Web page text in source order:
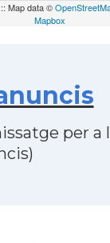
Map data ©
Mapbox
per